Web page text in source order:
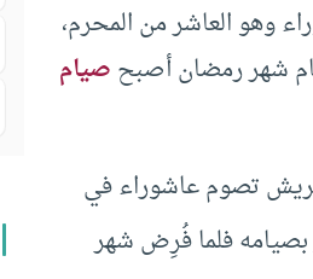
وهو العاشر من المحرم،
شهر رمضان أصبحصيام
قريش تصوم عاشوراء في
بصيامه فلما فُرِض شهر